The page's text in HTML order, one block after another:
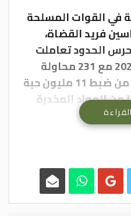
في القوات المسلحة
فريد القضاة،
حرس الحدود تعاملت
خلال النصف الأول من 2026 مع 231 محاولة
تهريب وتسلل، وتمكنت من ضبط 11 مليون حبة
من المواد المخدرة
إضافة إلى